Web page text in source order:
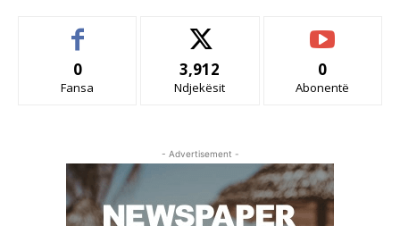
0
Fansa
3,912
Ndjekësit
0
Abonentë
- Advertisement -